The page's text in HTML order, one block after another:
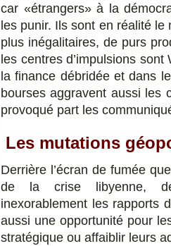
car «étrangers» à la
les punir. Ils sont en réalité
plus inégalitaires, de purs
les centres d’impulsions
la finance débridée et dans
bourses aggravent aussi les
provoqué part les
Les mutations
Derrière l’écran de fumée
de la crise libyenne, de
inexorablement les rapports
aussi une opportunité pour
stratégique ou affaiblir leurs